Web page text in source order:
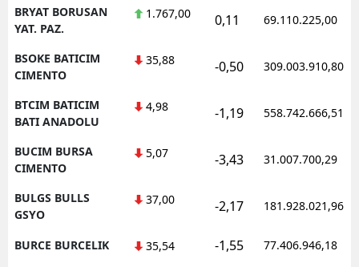
BRYAT BORUSAN
YAT. PAZ.
1.767,00 0,11 69.110.225,00
BSOKE BATICIM
CIMENTO
35,88 -0,50 309.003.910,80
BTCIM BATICIM
BATI ANADOLU
4,98 -1,19 558.742.666,51
BUCIM BURSA
CIMENTO
5,07 -3,43 31.007.700,29
BULGS BULLS
GSYO
37,00 -2,17 181.928.021,96
BURCE BURCELIK 35,54 -1,55 77.406.946,18